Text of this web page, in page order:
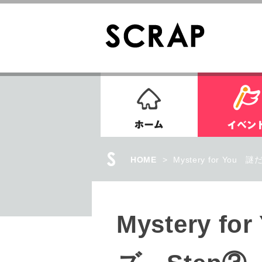
ホーム
HOME > Mystery for You 謎
Mystery for